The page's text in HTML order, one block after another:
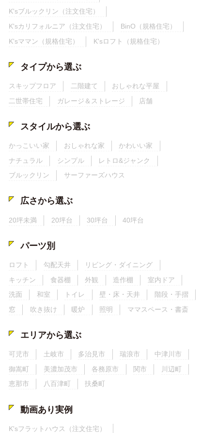
K'sブルックリン（注文住宅）
K'sカリフォルニア（注文住宅）
BinO（規格住宅）
K'sママン（規格住宅）
K'sロフト（規格住宅）
タイプから選ぶ
スキップフロア 二階建て
おしゃれな平屋
二世帯住宅
ガレージ＆ストレージ 店舗
スタイルから選ぶ
かっこいい家 おしゃれな家
かわいい家
ナチュラル
シンプル
レトロ&ジャンク
ブルックリン
サーファーズハウス
広さから選ぶ
20坪未満 20坪台 30坪台 40坪台
パーツ別
ロフト 勾配天井
リビング・ダイニング
キッチン
食器棚 外観 造作棚
室内ドア
洗面
和室 トイレ 壁・床・天井
階段・手摺
窓
吹き抜け 暖炉 照明 ママスペース・書斎
エリアから選ぶ
可児市 土岐市 多治見市 瑞浪市
中津川市
御嵩町
美濃加茂市 各務原市 関市
川辺町
恵那市
八百津町 扶桑町
動画あり実例
K'sフラットハウス（注文住宅）